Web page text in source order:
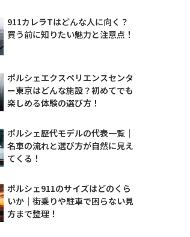
911カレラTはどんな人に向く？
買う前に知りたい魅力と注意点！
ポルシェエクスペリエンスセンタ
ー東京はどんな施設？初めてでも
楽しめる体験の選び方！
ポルシェ歴代モデルの代表一覧｜
名車の流れと選び方が自然に見え
てくる！
ポルシェ911のサイズはどのくら
いか｜街乗りや駐車で困らない見
方まで整理！